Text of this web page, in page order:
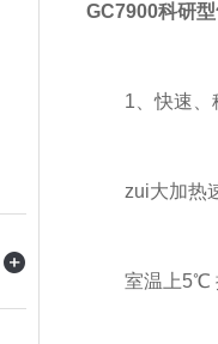
GC7900科研
1、快速、
zui大加热
室温上5℃ 控